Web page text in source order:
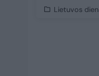
Lietuvos